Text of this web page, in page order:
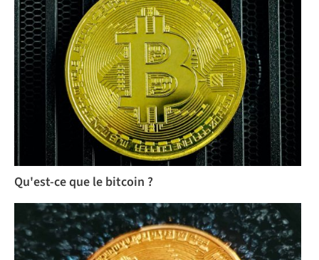
Qu'est-ce que le bitcoin ?